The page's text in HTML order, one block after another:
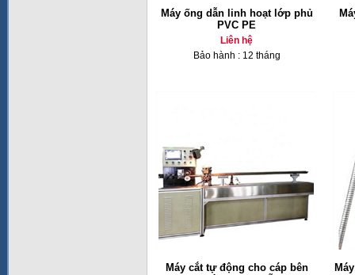
Máy ống dẫn linh hoạt lớp phủ
PVC PE
Liên hệ
Bảo hành : 12 tháng
Máy cắt tự động cho cáp bên